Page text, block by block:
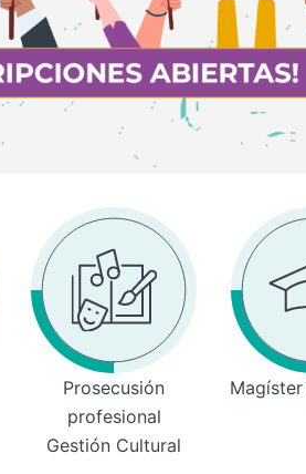
Prosecusión
profesional
Gestión Cultural